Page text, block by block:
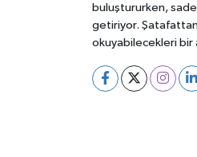
buluştururken,
getiriyor. Şatafattan
okuyabilecekleri bir